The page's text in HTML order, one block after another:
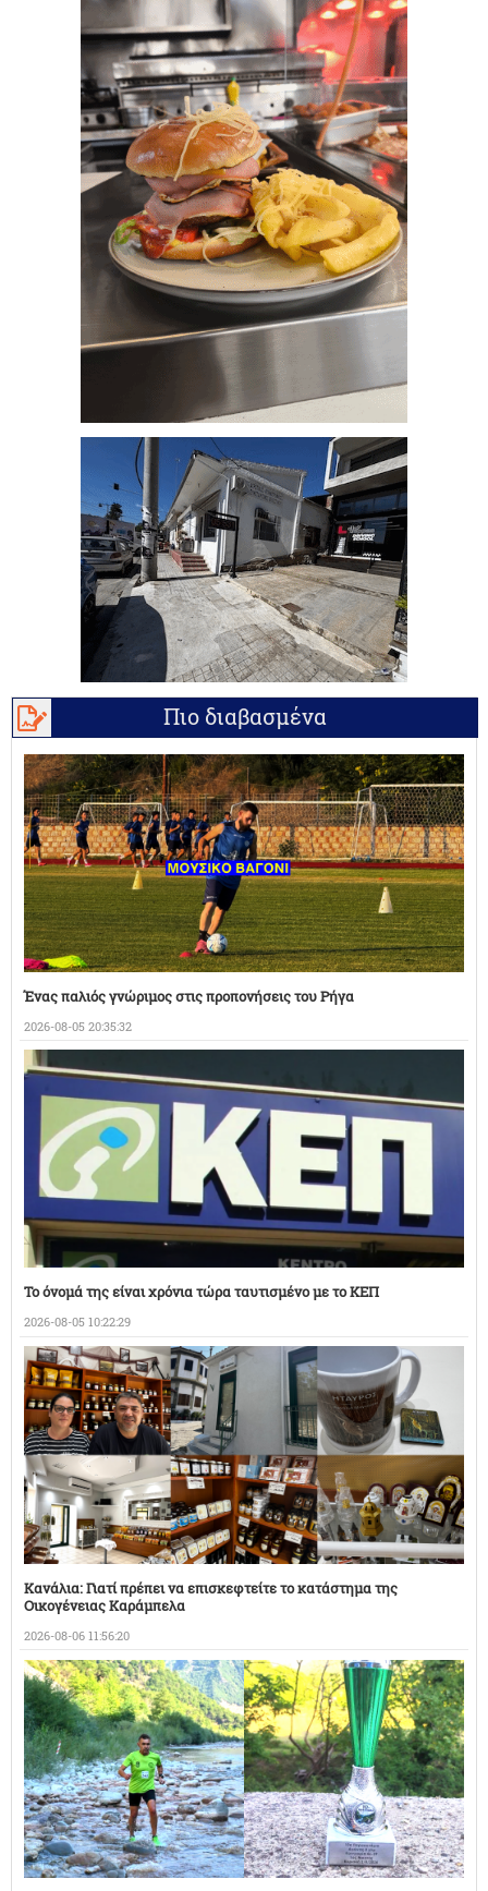
Πιο διαβασμένα
Ένας παλιός γνώριμος στις προπονήσεις του Ρήγα
2026-08-05 20:35:32
Το όνομά της είναι χρόνια τώρα ταυτισμένο με το ΚΕΠ
2026-08-05 10:22:29
Κανάλια: Γιατί πρέπει να επισκεφτείτε το κατάστημα της
Οικογένειας Καράμπελα
2026-08-06 11:56:20